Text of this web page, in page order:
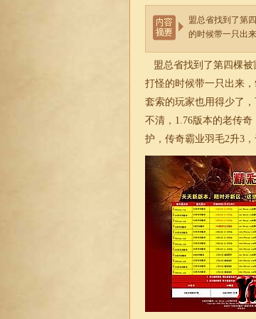
盟总省找到了第
的时候带一只出
盟总省找到了第四棵被
打怪的时候带一只出来，
套索的玩家也用得少了
不清， 1.76版本的老传奇
护，传奇霸业羽毛2升3